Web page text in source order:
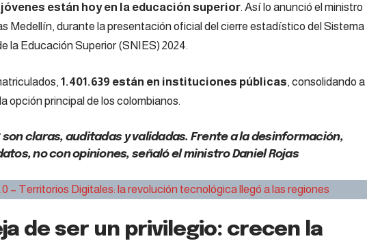
jóvenes están hoy en la educación superior. Así lo anunció el ministro
Medellín, durante la presentación oficial del cierre estadístico del Sistema
la Educación Superior (SNIES) 2024.
1.401.639 están en instituciones públicas, consolidando a
opción principal de los colombianos.
son claras, auditadas y validadas. Frente a la desinformación,
no con opiniones, señaló el ministro Daniel Rojas
– Territorios Digitales: la revolución tecnológica llegó a las regiones
de ser un privilegio: crecen la